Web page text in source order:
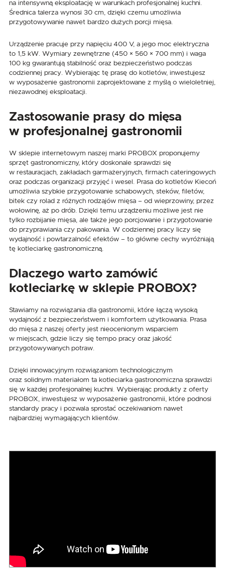
na intensywną eksploatację w warunkach profesjonalnej kuchni.
Średnica talerza wynosi 30 cm, dzięki czemu umożliwia
przygotowywanie nawet bardzo dużych porcji mięsa.
Urządzenie pracuje przy napięciu 400 V, a jego moc elektryczna
to 1,5 kW. Wymiary zewnętrzne (450 × 560 × 700 mm) i waga
100 kg gwarantują stabilność oraz bezpieczeństwo podczas
codziennej pracy. Wybierając tę prasę do kotletów, inwestujesz
w wyposażenie gastronomii zaprojektowane z myślą o wieloletniej,
niezawodnej eksploatacji.
Zastosowanie prasy do mięsa
w profesjonalnej gastronomii
W sklepie internetowym naszej marki PROBOX proponujemy
sprzęt gastronomiczny, który doskonale sprawdzi się
w restauracjach, zakładach garmażeryjnych, firmach cateringowych
oraz podczas organizacji przyjęć i wesel. Prasa do kotletów Kiecoń
umożliwia szybkie przygotowanie schabowych, steków, filetów,
bitek czy rolad z różnych rodzajów mięsa – od wieprzowiny, przez
wołowinę, aż po drób. Dzięki temu urządzeniu możliwe jest nie
tylko rozbijanie mięsa, ale także jego porcjowanie i przygotowanie
do przyprawiania czy pakowania. W codziennej pracy liczy się
wydajność i powtarzalność efektów – to główne cechy wyróżniają
tę kotleciarkę gastronomiczną.
Dlaczego warto zamówić
kotleciarkę w sklepie PROBOX?
Stawiamy na rozwiązania dla gastronomii, które łączą wysoką
wydajność z bezpieczeństwem i komfortem użytkowania. Prasa
do mięsa z naszej oferty jest nieocenionym wsparciem
w miejscach, gdzie liczy się tempo pracy oraz jakość
przygotowywanych potraw.
Dzięki innowacyjnym rozwiązaniom technologicznym
oraz solidnym materiałom ta kotleciarka gastronomiczna sprawdzi
się w każdej profesjonalnej kuchni. Wybierając produkty z oferty
PROBOX, inwestujesz w wyposażenie gastronomii, które podnosi
standardy pracy i pozwala sprostać oczekiwaniom nawet
najbardziej wymagających klientów.